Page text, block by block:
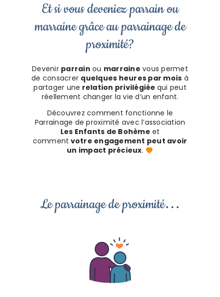
Et si vous deveniez parrain ou
marraine grâce au parrainage de
proximité?
Devenir parrain ou marraine vous permet
de consacrer quelques heures par mois à
partager une relation privilégiée qui peut
réellement changer la vie d’un enfant.
Découvrez comment fonctionne le
Parrainage de proximité avec l’association
Les Enfants de Bohème et
comment votre engagement peut avoir
un impact précieux.
Le parrainage de proximité…